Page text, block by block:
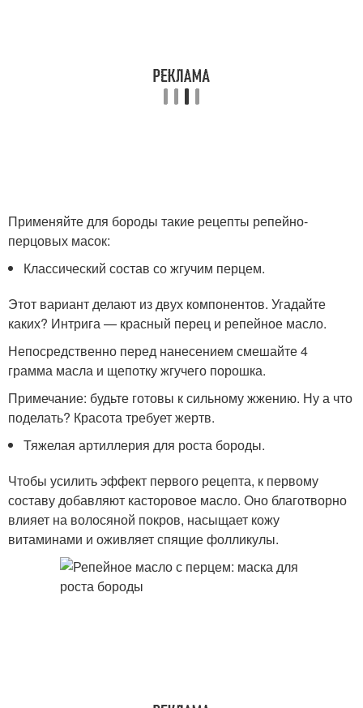
Применяйте для бороды такие рецепты репейно-
перцовых масок:
Классический состав со жгучим перцем.
Этот вариант делают из двух компонентов. Угадайте
каких? Интрига — красный перец и репейное масло.
Непосредственно перед нанесением смешайте 4
грамма масла и щепотку жгучего порошка.
Примечание: будьте готовы к сильному жжению. Ну а что
поделать? Красота требует жертв.
Тяжелая артиллерия для роста бороды.
Чтобы усилить эффект первого рецепта, к первому
составу добавляют касторовое масло. Оно благотворно
влияет на волосяной покров, насыщает кожу
витаминами и оживляет спящие фолликулы.